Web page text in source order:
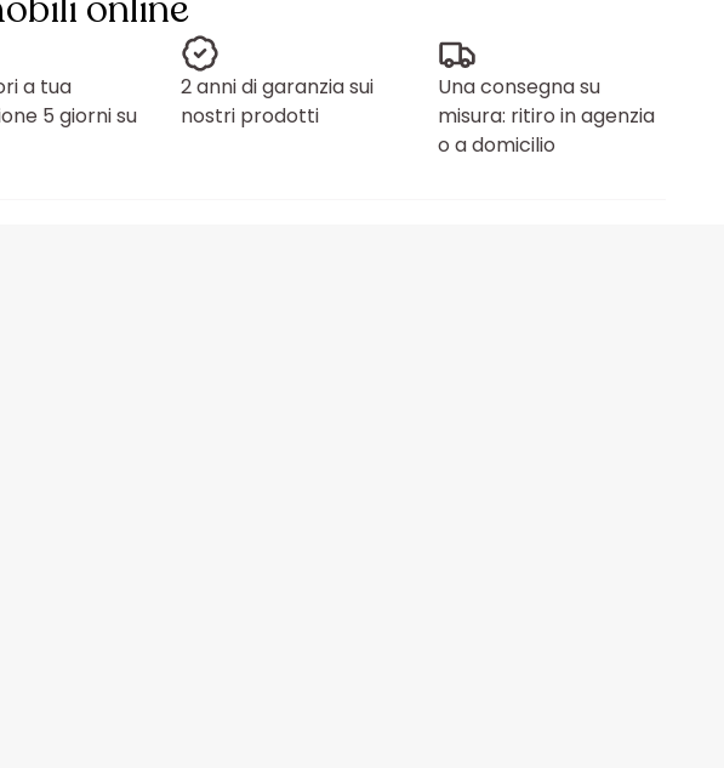
a tua
5 giorni su
2 anni di garanzia sui
nostri prodotti
Una consegna su
misura: ritiro in agenzia
o a domicilio